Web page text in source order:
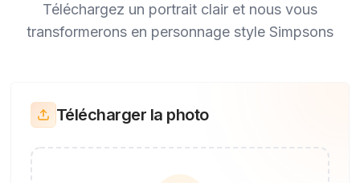
Téléchargez un portrait clair et nous vous
transformerons en personnage style Simpsons
Télécharger la photo